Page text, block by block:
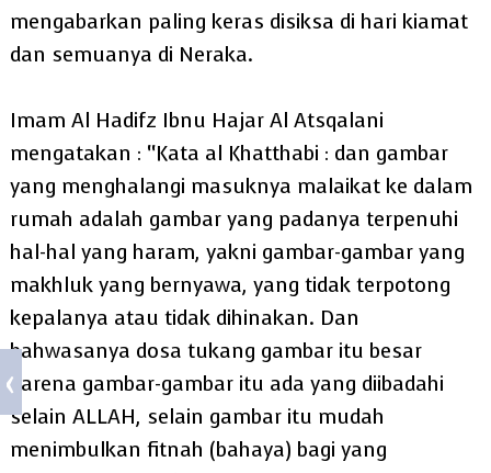
mengabarkan paling keras disiksa di hari kiamat
dan semuanya di Neraka.
Imam Al Hadifz Ibnu Hajar Al Atsqalani
mengatakan : “Kata al Khatthabi : dan gambar
yang menghalangi masuknya malaikat ke dalam
rumah adalah gambar yang padanya terpenuhi
hal-hal yang haram, yakni gambar-gambar yang
makhluk yang bernyawa, yang tidak terpotong
kepalanya atau tidak dihinakan. Dan
bahwasanya dosa tukang gambar itu besar
karena gambar-gambar itu ada yang diibadahi
selain ALLAH, selain gambar itu mudah
menimbulkan fitnah (bahaya) bagi yang